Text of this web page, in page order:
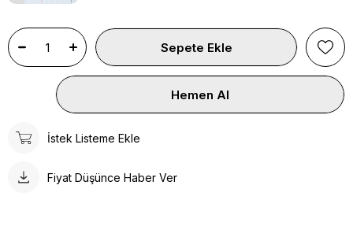
İstek Listeme Ekle
Fiyat Düşünce Haber Ver